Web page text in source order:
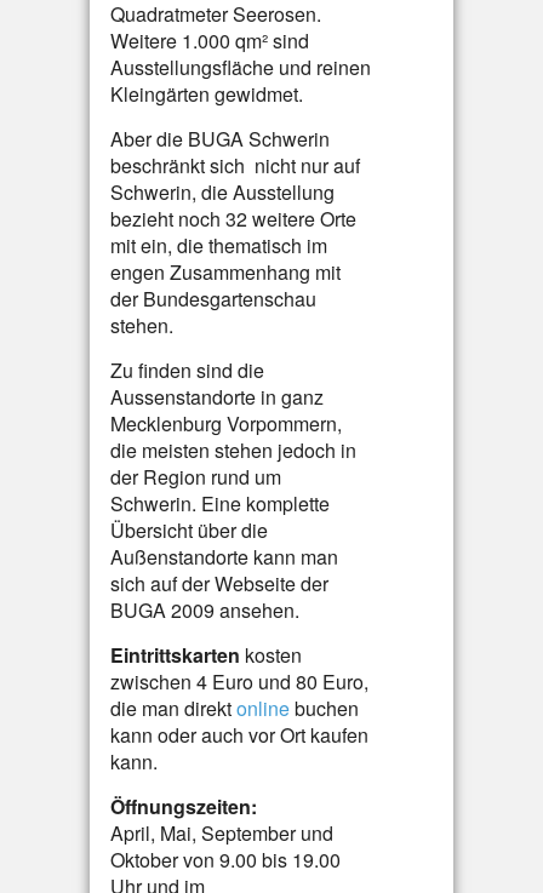
Quadratmeter Seerosen.
Weitere 1.000 qm² sind
Ausstellungsfläche und reinen
Kleingärten gewidmet.
Aber die BUGA Schwerin
beschränkt sich nicht nur auf
Schwerin, die Ausstellung
bezieht noch 32 weitere Orte
mit ein, die thematisch im
engen Zusammenhang mit
der Bundesgartenschau
stehen.
Zu finden sind die
Aussenstandorte in ganz
Mecklenburg Vorpommern,
die meisten stehen jedoch in
der Region rund um
Schwerin. Eine komplette
Übersicht über die
Außenstandorte kann man
sich auf der Webseite der
BUGA 2009 ansehen.
Eintrittskarten kosten
zwischen 4 Euro und 80 Euro,
die man direktonlinebuchen
kann oder auch vor Ort kaufen
kann.
Öffnungszeiten:
April, Mai, September und
Oktober von 9.00 bis 19.00
Uhr und im